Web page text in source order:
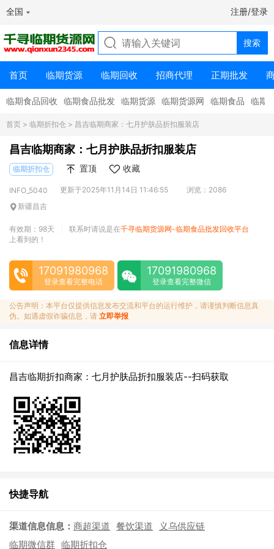
全国 注册/登录
首页 临期货源 临期回收 招商代理 正期批发
临期食品回收 临期食品批发 临期货源 临期货源网 临期食品 临期
首页 > 临期折扣仓 > 昌吉临期商家：七月护肤品折扣服装店
昌吉临期商家：七月护肤品折扣服装店
临期折扣仓 置顶 收藏
INFO_5040 更新于2025年11月14日 11:46:55
浏览：2086
新疆昌吉
有效期：98天 联系时请说是在千寻临期货源网-临期食品批发回收平台
上看到的！
17091980968
登录查看完整电话
17091980968
登录查看完整微信
公告声明：本平台仅提供信息发布交流和平台的运行维护，请谨慎判断信息真
伪。如遇虚假诈骗信息，请 立即举报
信息详情
昌吉临期折扣商家：七月护肤品折扣服装店--扫码获取
快捷导航
渠道信息信息： 商超渠道 餐饮渠道
义乌供应链
临期微信群 临期折扣仓